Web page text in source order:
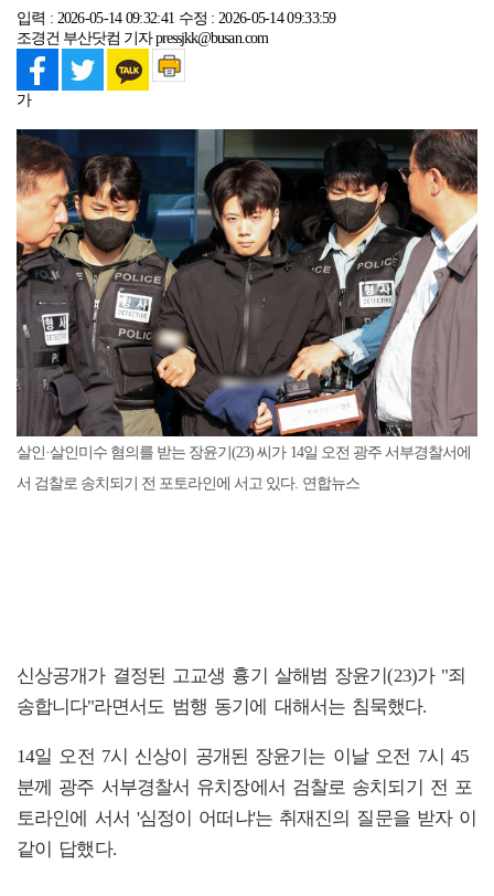
입력 : 2026-05-14 09:32:41 수정 : 2026-05-14 09:33:59
조경건 부산닷컴 기자 pressjkk@busan.com
가
살인·살인미수 혐의를 받는 장윤기(23) 씨가 14일 오전 광주 서부경찰서에
서 검찰로 송치되기 전 포토라인에 서고 있다. 연합뉴스
신상공개가 결정된 고교생 흉기 살해범 장윤기(23)가 "죄
송합니다"라면서도 범행 동기에 대해서는 침묵했다.
14일 오전 7시 신상이 공개된 장윤기는 이날 오전 7시 45
분께 광주 서부경찰서 유치장에서 검찰로 송치되기 전 포
토라인에 서서 '심정이 어떠냐'는 취재진의 질문을 받자 이
같이 답했다.